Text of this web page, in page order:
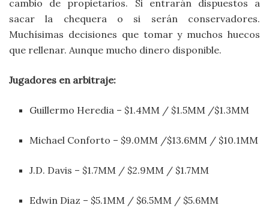
cambio de propietarios. Si entrarán dispuestos a
sacar la chequera o si serán conservadores.
Muchísimas decisiones que tomar y muchos huecos
que rellenar. Aunque mucho dinero disponible.
Jugadores en arbitraje:
Guillermo Heredia – $1.4MM / $1.5MM /$1.3MM
Michael Conforto – $9.0MM /$13.6MM / $10.1MM
J.D. Davis – $1.7MM / $2.9MM / $1.7MM
Edwin Diaz – $5.1MM / $6.5MM / $5.6MM